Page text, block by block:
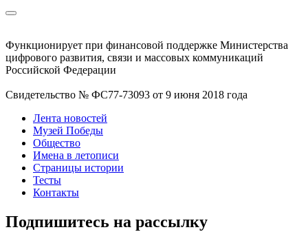
Функционирует при финансовой поддержке Министерства
цифрового развития, связи и массовых коммуникаций
Российской Федерации
Свидетельство № ФС77-73093 от 9 июня 2018 года
Лента новостей
Музей Победы
Общество
Имена в летописи
Страницы истории
Тесты
Контакты
Подпишитесь на рассылку